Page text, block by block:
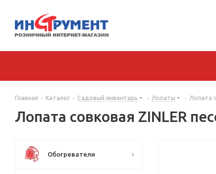
Главная - Каталог - Садовый инвентарь - Лопаты - Лопата
Лопата совковая ZINLER
Обогреватели